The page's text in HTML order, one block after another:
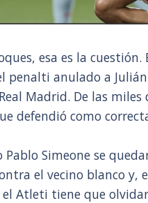
esa es la
penalti anulado a
Madrid. De las
defendió como
Pablo Simeone se
el vecino blanco y,
Atleti tiene que